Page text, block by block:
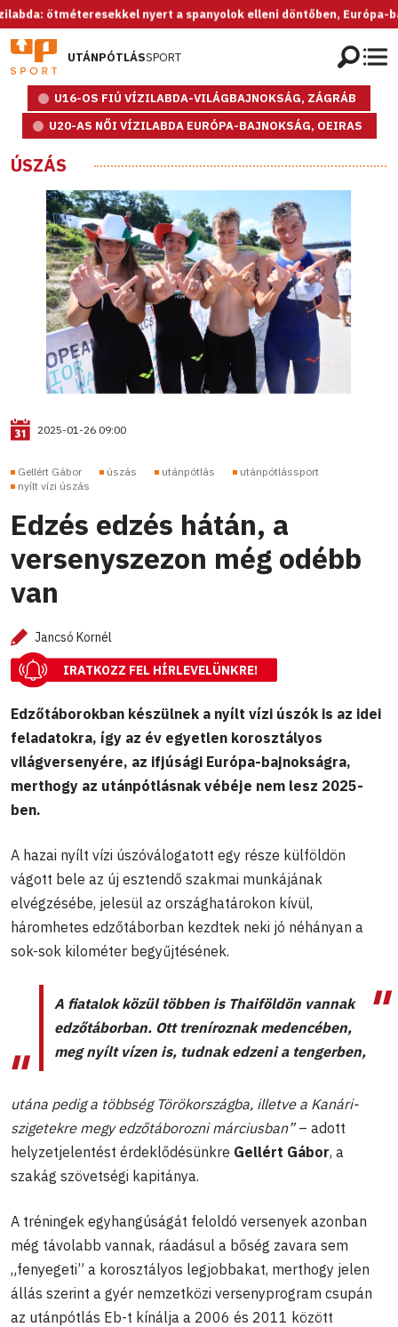
nyert a spanyolok elleni döntőben, Európa-bajnok
UTÁNPÓTLÁSSPORT
U16-OS FIÚ VÍZILABDA-VILÁGBAJNOKSÁG, ZÁGRÁB
U20-AS NŐI VÍZILABDA EURÓPA-BAJNOKSÁG, OEIRAS
ÚSZÁS
2025-01-26 09:00
Gellért Gábor úszás utánpótlás
utánpótlássport
nyílt vízi úszás
Edzés edzés hátán, a
versenyszezon még odébb
van
Jancsó Kornél
IRATKOZZ FEL HÍRLEVELÜNKRE!
Edzőtáborokban készülnek a nyílt vízi úszók is az idei
feladatokra, így az év egyetlen korosztályos
világversenyére, az ifjúsági Európa-bajnokságra,
merthogy az utánpótlásnak vébéje nem lesz 2025-
ben.
A hazai nyílt vízi úszóválogatott egy része külföldön
vágott bele az új esztendő szakmai munkájának
elvégzésébe, jelesül az országhatárokon kívül,
háromhetes edzőtáborban kezdtek neki jó néhányan a
sok-sok kilométer begyűjtésének.
A fiatalok közül többen is Thaiföldön vannak
edzőtáborban. Ott treníroznak medencében,
meg nyílt vízen is, tudnak edzeni a tengerben,
utána pedig a többség Törökországba, illetve a Kanári-
szigetekre megy edzőtáborozni márciusban”– adott
helyzetjelentést érdeklődésünkre Gellért Gábor, a
szakág szövetségi kapitánya.
A tréningek egyhangúságát feloldó versenyek azonban
még távolabb vannak, ráadásul a bőség zavara sem
„fenyegeti” a korosztályos legjobbakat, merthogy jelen
állás szerint a gyér nemzetközi versenyprogram csupán
az utánpótlás Eb-t kínálja a 2006 és 2011 között